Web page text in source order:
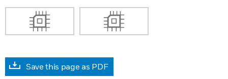
Save this page as PDF